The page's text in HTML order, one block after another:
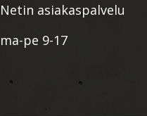
Netin asiakaspalvelu
ma-pe 9-17